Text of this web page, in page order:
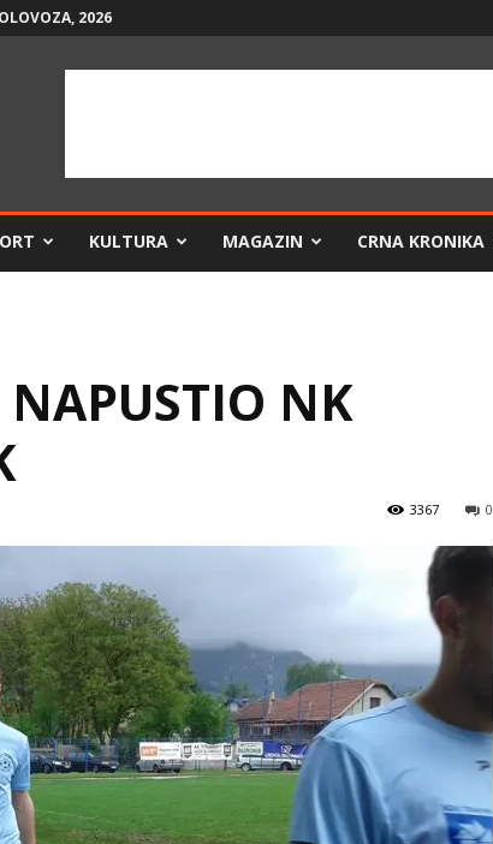
2026
KULTURA MAGAZIN CRNA KRONIKA
NAPUSTIO NK
0
3367